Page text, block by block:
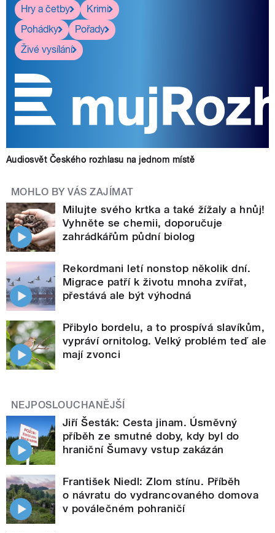
Hry a četby
Krimi
Pohádky
Pořady
Živé vysílání
Audiosvět Českého rozhlasu na jednom místě
MOHLO BY VÁS ZAJÍMAT
Milujte svého krtka a také žížaly a hnůj!
Vyhněte se chemii, doporučuje
zahrádkářům půdní biolog
Rekordmani letí nonstop několik dní.
Migrace patří k životu mnoha zvířat,
přestává ale být výhodná
Přibylo bordelu, a to prospívá slavíkům,
vypráví ornitolog. Velký problém teď ale
mají zvonci
NEJPOSLOUCHANĚJŠÍ
Jiří Šesták: Cesta jinam. Úsměvný
příběh ze smutné doby, kdy byl do
hraniční Šumavy vstup zakázán
František Niedl: Zlom stínu. Příběh
o návratu do vydrancovaného domova
v poválečném pohraničí